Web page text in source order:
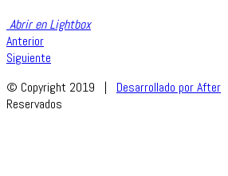
Abrir en Lightbox
Anterior
Siguiente
© Copyright 2019 | Desarrollado por After
Reservados